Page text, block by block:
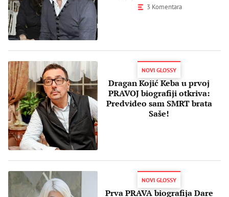
3 Komentara
NOVI GLOSSY
Dragan Kojić Keba u prvoj
PRAVOJ biografiji otkriva:
Predvideo sam SMRT brata
Saše!
NOVI GLOSSY
Prva PRAVA biografija Dare